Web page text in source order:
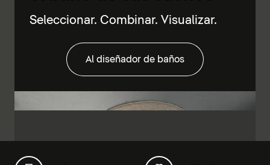
Seleccionar. Combinar. Visualizar.
Al diseñador de baños